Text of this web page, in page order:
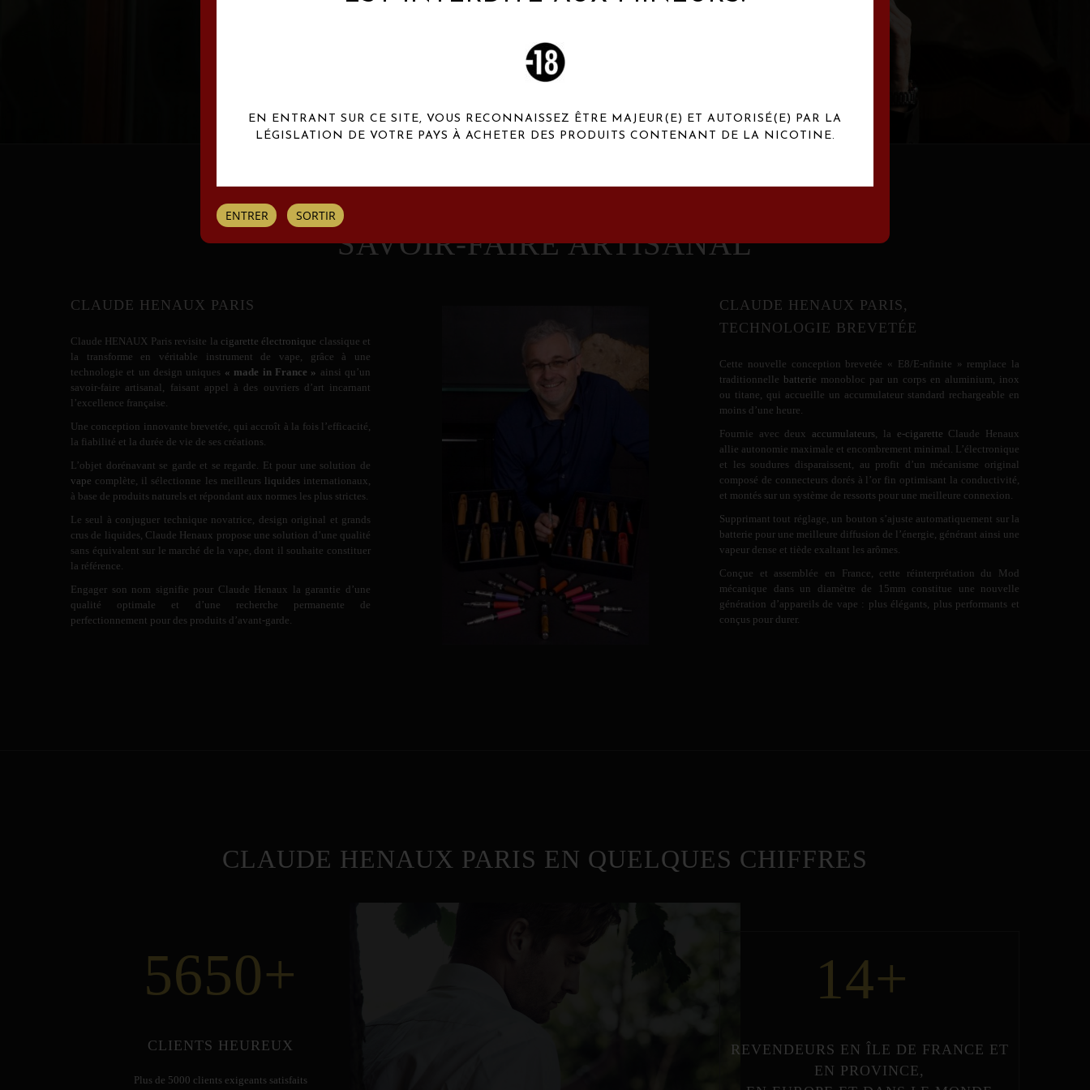
SAVOIR-FAIRE ARTISANAL
CLAUDE HENAUX PARIS
Claude HENAUX Paris revisite la cigarette électronique classique et
la transforme en véritable instrument de vape, grâce à une
technologie et un design uniques « made in France » ainsi qu’un
savoir-faire artisanal, faisant appel à des ouvriers d’art incarnant
l’excellence française.
Une conception innovante brevetée, qui accroît à la fois l’efficacité,
la fiabilité et la durée de vie de ses créations.
L’objet dorénavant se garde et se regarde. Et pour une solution de
vape complète, il sélectionne les meilleurs liquidesinternationaux,
à base de produits naturels et répondant aux normes les plus strictes.
Le seul à conjuguer technique novatrice, design original et grands
crus de liquides, Claude Henaux propose une solution d’une qualité
sans équivalent sur le marché de la vape, dont il souhaite constituer
la référence.
Engager son nom signifie pour Claude Henaux la garantie d’une
qualité optimale et d’une recherche permanente de
perfectionnement pour des produits d’avant-garde.
CLAUDE HENAUX PARIS,
TECHNOLOGIE BREVETÉE
Cette nouvelle conception brevetée « E8/E-nfinite » remplace la
traditionnelle batterie monobloc par un corps en aluminium, inox
ou titane, qui accueille un accumulateur standard rechargeable en
moins d’une heure.
Fournie avec deux accumulateurs , la e-cigarette Claude Henaux
allie autonomie maximale et encombrement minimal. L’électronique
et les soudures disparaissent, au profit d’un mécanisme original
composé de connecteurs dorés à l’or fin optimisant la conductivité,
et montés sur un système de ressorts pour une meilleure connexion.
Supprimant tout réglage, un bouton s’ajuste automatiquement sur la
batterie pour une meilleure diffusion de l’énergie, générant ainsi une
vapeur dense et tiède exaltant les arômes.
Conçue et assemblée en France, cette réinterprétation du Mod
mécanique dans un diamètre de 15mm constitue une nouvelle
génération d’appareils de vape : plus élégants, plus performants et
conçus pour durer.
CLAUDE HENAUX PARIS EN QUELQUES CHIFFRES
5650+
CLIENTS HEUREUX
Plus de 5000 clients exigeants satisfaits
14+
REVENDEURS EN ÎLE DE FRANCE ET
EN PROVINCE,
EN ENTRANT SUR CE SITE, VOUS RECONNAISSEZ ÊTRE MAJEUR(E) ET AUTORISÉ(E) PAR LA
LÉGISLATION DE VOTRE PAYS À ACHETER DES PRODUITS CONTENANT DE LA NICOTINE.
ENTRER SORTIR